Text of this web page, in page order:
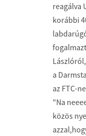
reagálva
korábbi
a
az FTC-
"Na
közös